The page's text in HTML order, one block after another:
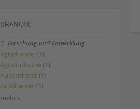
BRANCHE
Forschung und Entwicklung
Agrarhandel (1)
Agrarindustrie (1)
Außendienst (1)
Großhandel (1)
mehr »